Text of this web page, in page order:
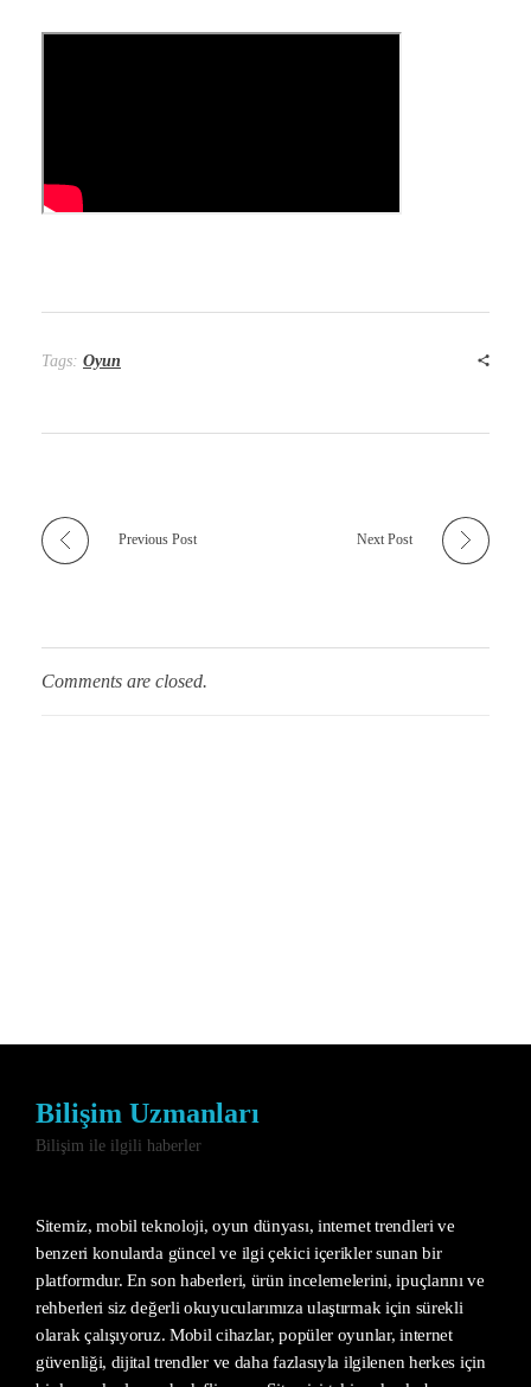
Tags: Oyun
Previous Post Next Post
Comments are closed.
Bilişim Uzmanları
Bilişim ile ilgili haberler
Sitemiz, mobil teknoloji, oyun dünyası, internet trendleri ve
benzeri konularda güncel ve ilgi çekici içerikler sunan bir
platformdur. En son haberleri, ürün incelemelerini, ipuçlarını ve
rehberleri siz değerli okuyucularımıza ulaştırmak için sürekli
olarak çalışıyoruz. Mobil cihazlar, popüler oyunlar, internet
güvenliği, dijital trendler ve daha fazlasıyla ilgilenen herkes için